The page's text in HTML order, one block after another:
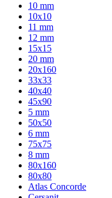
10 mm
10x10
11 mm
12 mm
15x15
20 mm
20х160
33x33
40х40
45x90
5 mm
50x50
6 mm
75х75
8 mm
80x160
80x80
Atlas Concorde